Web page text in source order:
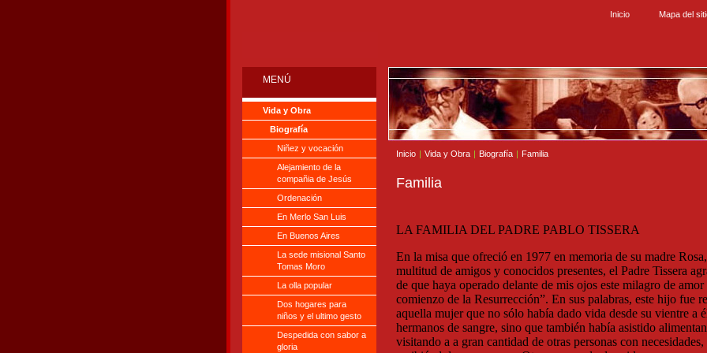
Inicio | Vida y Obra | Biografía | Familia
Familia
LA FAMILIA DEL PADRE PABLO TISSERA
En la misa que ofreció en 1977 en memoria de su madre
multitud de amigos y conocidos presentes, el Padre Tissera
de que haya operado delante de mis ojos este milagro de
comienzo de la Resurrección”. En sus palabras, este hijo fue
aquella mujer que no sólo había dado vida desde su vientre a
hermanos de sangre, sino que también había asistido
visitando a a gran cantidad de otras personas con
MENÚ
Vida y Obra
Biografía
Niñez y vocación
Alejamiento de la
compañia de Jesús
Ordenación
En Merlo San Luis
En Buenos Aires
La sede misional Santo
Tomas Moro
La olla popular
Dos hogares para
niños y el ultimo gesto
Despedida con sabor a
gloria
Inicio Mapa del